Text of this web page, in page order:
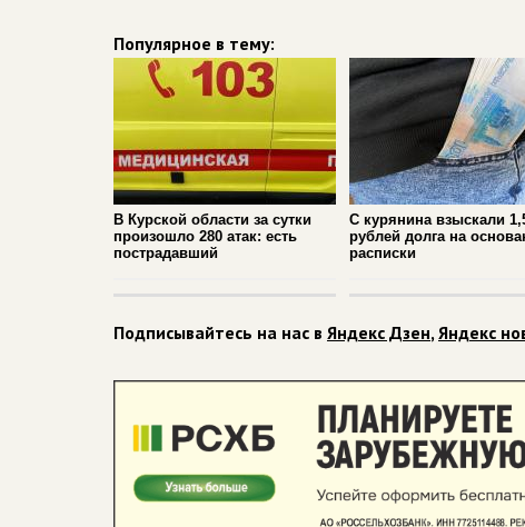
Популярное в тему:
В Курской области за сутки
произошло 280 атак: есть
пострадавший
С курянина взыскали
рублей долга на
расписки
Подписывайтесь на нас в Яндекс Дзен,Яндекс